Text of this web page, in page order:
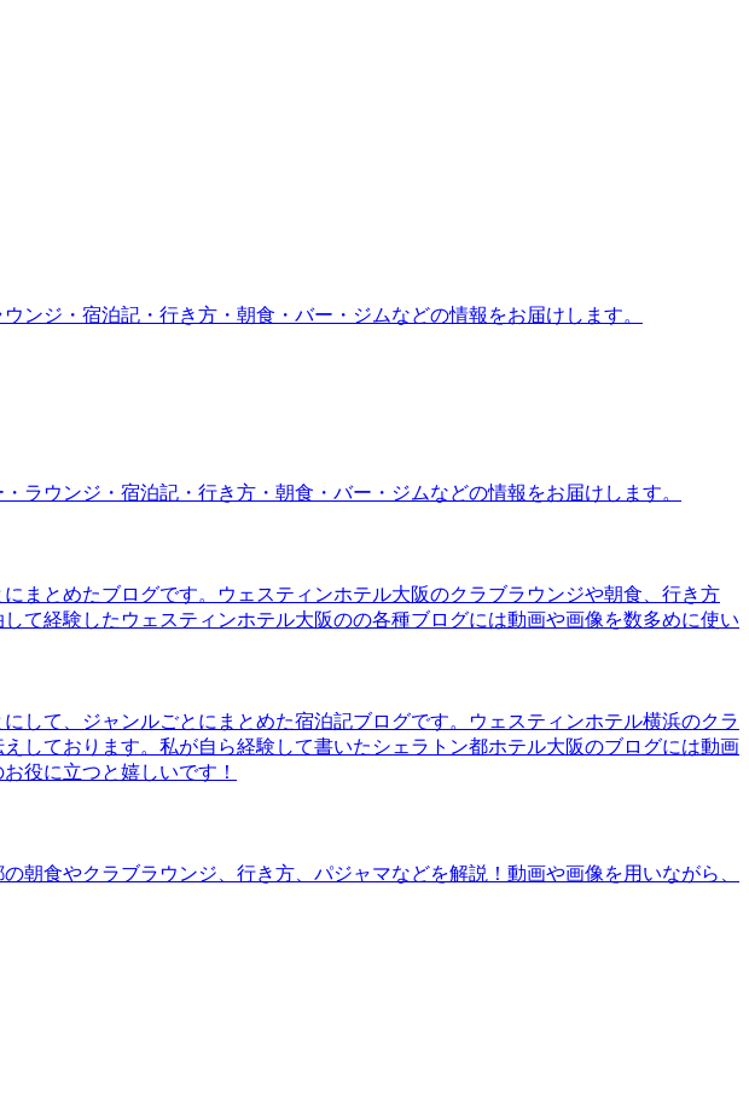
ンジ・宿泊記・行き方・朝食・バー・ジムなどの情報をお届けします。
ラウンジ・宿泊記・行き方・朝食・バー・ジムなどの情報をお届けします。
まとめたブログです。ウェスティンホテル大阪のクラブラウンジや朝食、行き方
て経験したウェスティンホテル大阪のの各種ブログには動画や画像を数多めに使い
して、ジャンルごとにまとめた宿泊記ブログです。ウェスティンホテル横浜のクラ
しております。私が自ら経験して書いたシェラトン都ホテル大阪のブログには動画
役に立つと嬉しいです！
食やクラブラウンジ、行き方、パジャマなどを解説！動画や画像を用いながら、